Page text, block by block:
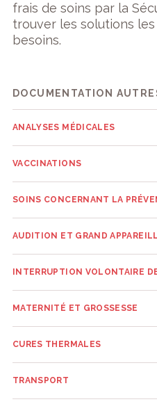
frais de soins par la
trouver les solutions
besoins.
DOCUMENTATION
ANALYSES MÉDICALES
VACCINATIONS
SOINS CONCERNANT LA
AUDITION ET GRAND
INTERRUPTION VOLONTAIRE
MATERNITÉ ET GROSSESSE
CURES THERMALES
TRANSPORT